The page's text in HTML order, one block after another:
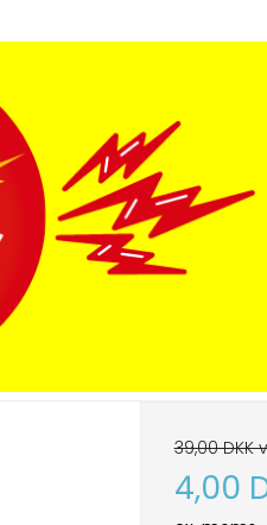
39,00 DKK
4,00